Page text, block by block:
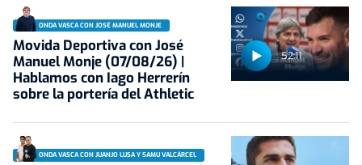
52:11
ONDA VASCA CON JOSÉ MANUEL MONJE
Movida Deportiva con José
Manuel Monje (07/08/26) |
Hablamos con Iago Herrerín
sobre la portería del Athletic
ONDA VASCA CON JUANJO LUSA Y SAMU VALCÁRCEL